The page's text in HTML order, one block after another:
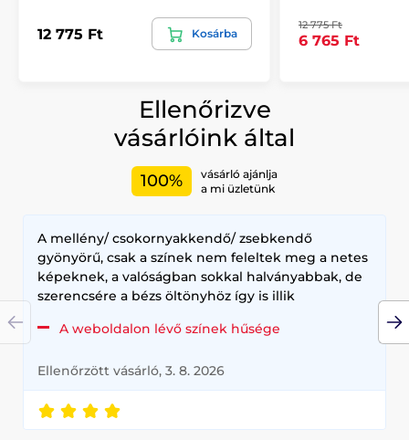
12 775 Ft Kosárba
12 775 Ft
6 765 Ft
Ellenőrizve
vásárlóink által
100%
vásárló ajánlja
a mi üzletünk
A mellény/ csokornyakkendő/ zsebkendő
gyönyörű, csak a színek nem feleltek meg a netes
képeknek, a valóságban sokkal halványabbak, de
szerencsére a bézs öltönyhöz így is illik
A weboldalon lévő színek hűsége
Ellenőrzött vásárló, 3. 8. 2026